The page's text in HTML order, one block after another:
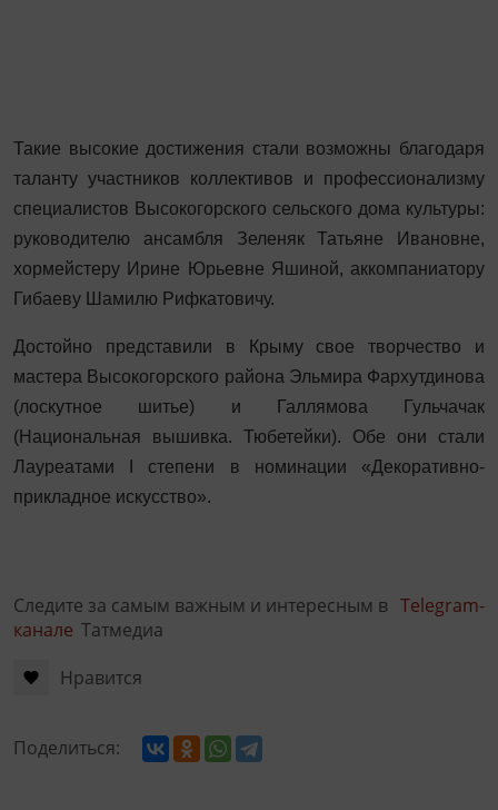
Такие высокие достижения стали возможны благодаря
таланту участников коллективов и профессионализму
специалистов Высокогорского сельского дома культуры:
руководителю ансамбля Зеленяк Татьяне Ивановне,
хормейстеру Ирине Юрьевне Яшиной, аккомпаниатору
Гибаеву Шамилю Рифкатовичу.
Достойно представили в Крыму свое творчество и
мастера Высокогорского района Эльмира Фархутдинова
(лоскутное шитье) и Галлямова Гульчачак
(Национальная вышивка. Тюбетейки). Обе они стали
Лауреатами I степени в номинации «Декоративно-
прикладное искусство».
Следите за самым важным и интересным в Telegram-
канале Татмедиа
Нравится
Поделиться: